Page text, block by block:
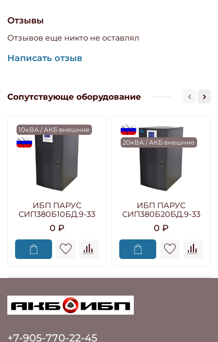
Отзывы
Отзывов еще никто не оставлял
Написать отзыв
Сопутствующе оборудование
10кВА / АКБ внешние
flagRU
ИБП ПАРУС
СИП380Б10БД.9-33
0 ₽
flagRU
20кВА / АКБ внешние
ИБП ПАРУС
СИП380Б20БД.9-33
0 ₽
+7-905-770-22-45